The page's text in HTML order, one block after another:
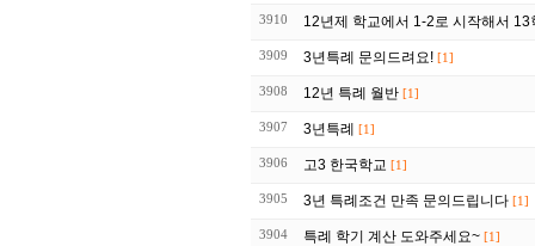
3910 12년제 학교에서 1-2로 시작해서
3909 3년특례 문의드려요! [1]
3908 12년 특례 월반 [1]
3907 3년특례 [1]
3906 고3 한국학교 [1]
3905 3년 특례조건 만족 문의드립니다 [1]
3904 특례 학기 계산 도와주세요~ [1]